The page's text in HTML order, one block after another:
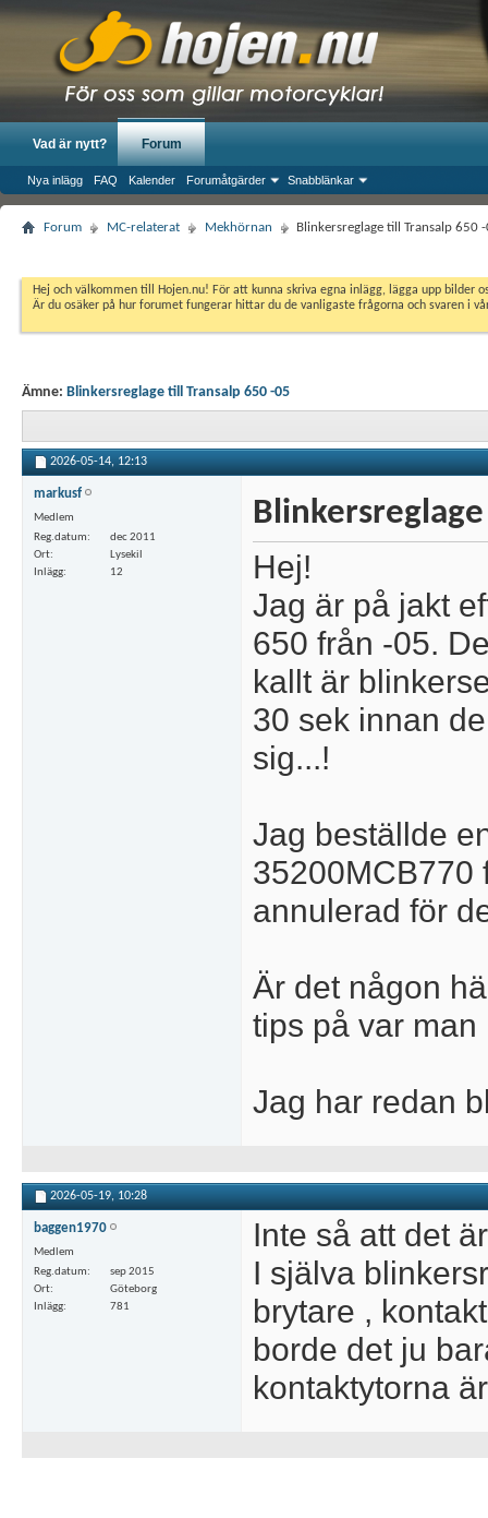
Vad är nytt? Forum
Nya inlägg FAQ Kalender Forumåtgärder Snabblänkar
Forum MC-relaterat Mekhörnan Blinkersreglage till Transalp 650
Hej och välkommen till Hojen.nu! För att kunna skriva egna inlägg, lägga upp
Är du osäker på hur forumet fungerar hittar du de vanligaste frågorna och svaren i
Ämne: Blinkersreglage till Transalp 650 -05
2026-05-14, 12:13
markusf
Medlem
Reg.datum
dec 2011
Ort
Lysekil
Inlägg
12
Hej!
Jag är på jakt
650 från -05.
kallt är
30 sek innan
sig...!
Jag beställde
35200MCB770
annulerad för
Är det någon
tips på var
Jag har redan
2026-05-19, 10:28
baggen1970
Medlem
Reg.datum
sep 2015
Ort
Göteborg
Inlägg
781
Inte så att det
I själva
brytare ,
borde det ju
kontaktytorna